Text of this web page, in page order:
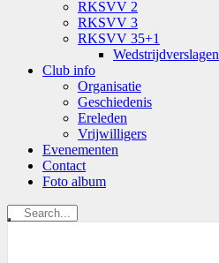
RKSVV 2
RKSVV 3
RKSVV 35+1
Wedstrijdverslagen
Club info
Organisatie
Geschiedenis
Ereleden
Vrijwilligers
Evenementen
Contact
Foto album